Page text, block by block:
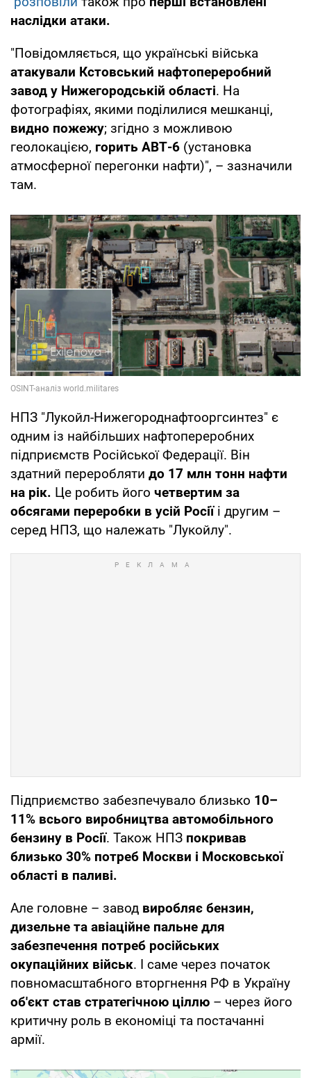
наслідки атаки.
"Повідомляється, що українські війська
атакували Кстовський нафтопереробний
завод у Нижегородській області. На
фотографіях, якими поділилися мешканці,
видно пожежу; згідно з можливою
геолокацією, горить АВТ-6 (установка
атмосферної перегонки нафти)", – зазначили
там.
НПЗ "Лукойл-Нижегороднафтооргсинтез" є
одним із найбільших нафтопереробних
підприємств Російської Федерації. Він
здатний переробляти до 17 млн тонн нафти
на рік. Це робить його четвертим за
обсягами переробки в усій Росіїі другим –
серед НПЗ, що належать "Лукойлу".
Підприємство забезпечувало близько 10–
11% всього виробництва автомобільного
бензину в Росії. Також НПЗ покривав
близько 30% потреб Москви і Московської
області в паливі.
Але головне – завод виробляє бензин,
дизельне та авіаційне пальне для
забезпечення потреб російських
окупаційних військ. І саме через початок
повномасштабного вторгнення РФ в Україну
об'єкт став стратегічною ціллю – через його
критичну роль в економіці та постачанні
армії.